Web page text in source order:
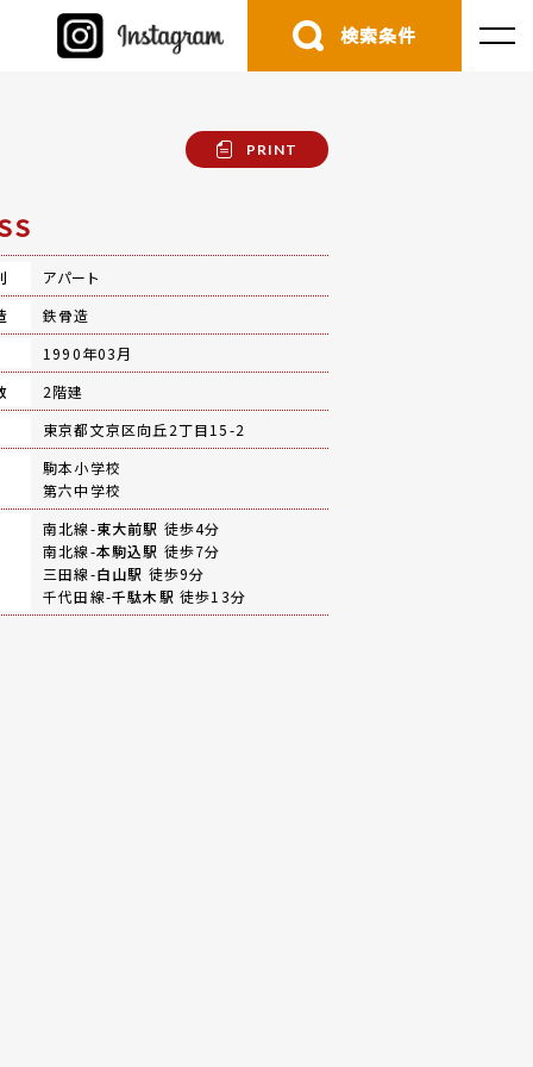
検索条件
PRINT
アパート
鉄骨造
1990年03月
2階建
東京都文京区向丘2丁目15-2
駒本小学校
第六中学校
南北線-東大前駅 徒歩4分
南北線-本駒込駅 徒歩7分
三田線-白山駅 徒歩9分
千代田線-千駄木駅 徒歩13分